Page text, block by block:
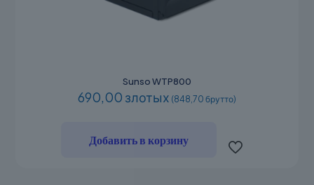
Sunso WTP800
690,00 злотых (848,70 брутто)
Добавить в корзину